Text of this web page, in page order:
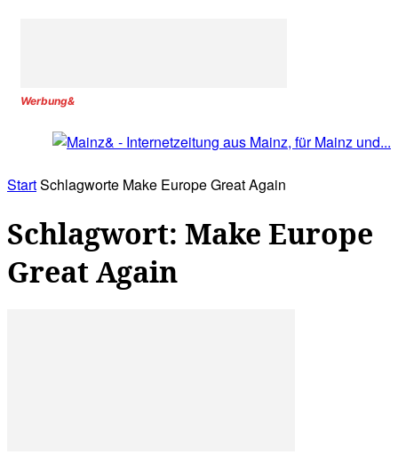
Werbung&
StartSchlagworte Make Europe Great Again
Schlagwort: Make Europe
Great Again